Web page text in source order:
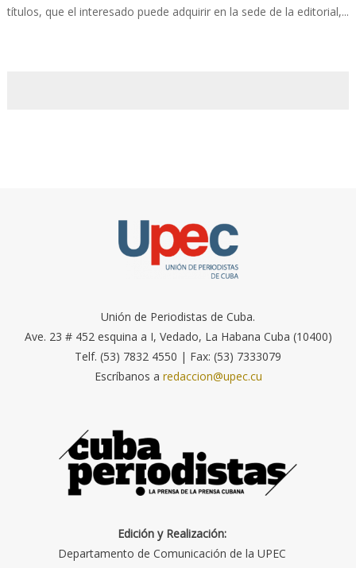
títulos, que el interesado puede adquirir en la sede de la editorial,...
Unión de Periodistas de Cuba.
Ave. 23 # 452 esquina a I, Vedado, La Habana Cuba (10400)
Telf. (53) 7832 4550 | Fax: (53) 7333079
Escríbanos a redaccion@upec.cu
Edición y Realización:
Departamento de Comunicación de la UPEC